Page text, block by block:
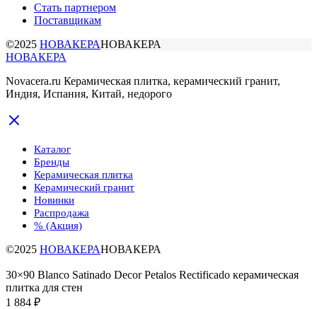
Стать партнером
Поставщикам
©2025 НОВАКЕРАНОВАКЕРА
НОВАКЕРА
Novacera.ru Керамическая плитка, керамический гранит,
Индия, Испания, Китай, недорого
Каталог
Бренды
Керамическая плитка
Керамический гранит
Новинки
Распродажа
% (Акция)
©2025 НОВАКЕРАНОВАКЕРА
30×90 Blanco Satinado Decor Petalos Rectificado керамическая
плитка для стен
1 884 ₽